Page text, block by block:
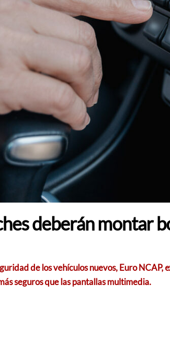
deberán montar
de los vehículos nuevos, Euro
seguros que las pantallas multimedia.